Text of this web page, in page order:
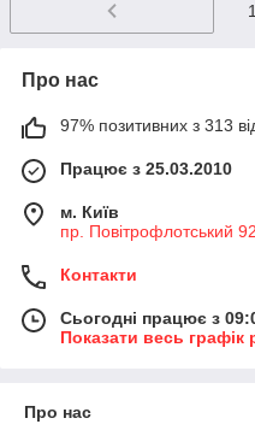
1
Про нас
97% позитивних з 313
Працює з 25.03.2010
м. Київ
пр. Повітрофлотський
Контакти
Сьогодні працює з
Показати весь графік
Про нас